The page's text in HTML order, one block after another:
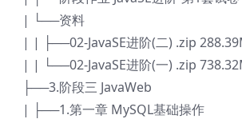
| └──资料
| | ├──02-JavaSE进阶(二) .zip
| | └──02-JavaSE进阶(一) .zip
├──3.阶段三 JavaWeb
| ├──1.第一章 MySQL基础操作